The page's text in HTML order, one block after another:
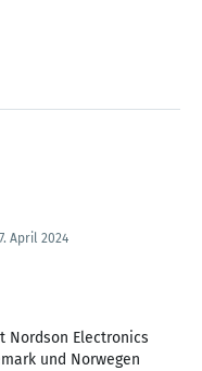
April 2024
Nordson Electronics
und Norwegen